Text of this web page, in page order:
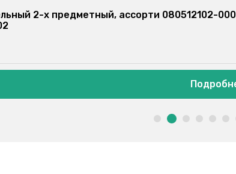
020049305-000
Комплект
Арт: